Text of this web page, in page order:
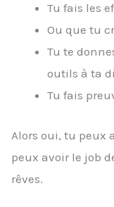
Tu fais les
Ou que tu
Tu te
outils à ta
Tu fais
Alors oui, tu peux
peux avoir le job
rêves.